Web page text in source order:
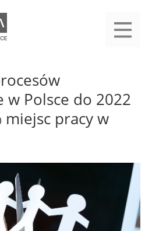
w Polsce do 2022
miejsc pracy w